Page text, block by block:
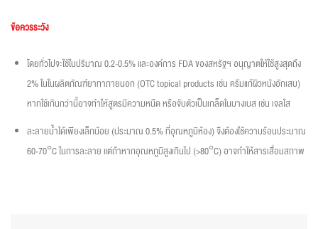
ข้อควรระวัง
โดยทั่วไปจะใช้ในปริมาณ 0.2-0.5% และองค์การ FDA ของสหรัฐฯ อนุญาตให้ใช้สูงสุดถึง
2% ในในผลิตภัณฑ์ยาทาภายนอก (OTC topical products เช่น ครีมแก้ผิวหนังอักเสบ)
หากใช้เกินกว่านี้อาจทำให้สูตรมีความหนืด หรือจับตัวเป็นเกล็ดในบางเบส เช่น เจลใส
ละลายน้ำได้เพียงเล็กน้อย (ประมาณ 0.5% ที่อุณหภูมิห้อง) จึงต้องใช้ความร้อนประมาณ
60-70°C ในการละลาย แต่ถ้าหากอุณหภูมิสูงเกินไป (>80°C) อาจทำให้สารเสื่อมสภาพ